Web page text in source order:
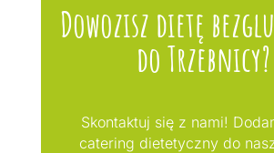
Dowozisz dietę
do Trzebnicy?
Skontaktuj się z nami!
catering dietetyczny do